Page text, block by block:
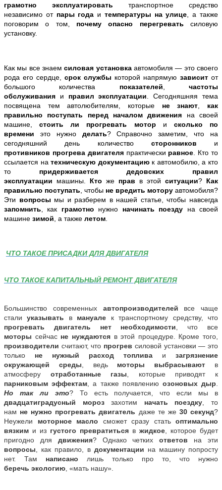
грамотно эксплуатировать транспортное средство
независимо от пары года и температуры на улице , а также
поговорим о том, почему опасно перегревать силовую
установку.
Как мы все знаемсиловая установкаавтомобиля — это своего
рода его сердце, срок службы которой напрямую зависит от
большого количества показателей ,частоты
обслуживания
и правил эксплуатации . Сегодняшняя тема
посвящена тем автолюбителям, которые не знают
как
правильно поступать
перед началом движения на своей
машине,стоить ли прогревать мотор и сколько по
времени это нужно делать? Справочно заметим, что на
сегодняшний день количество сторонников и
противников прогрева двигателя практически равное . Кто то
ссылается натехническую документациюк автомобилю, а кто
то придерживается дедовских правил
эксплуатации машины. Кто же прав в этой ситуации? Как
правильно поступать , чтобы не вредить мотору автомобиля?
Эти вопросы мы и разберем в нашей статье, чтобы навсегда
запомнить , как грамотно нужно начинать поезду на своей
машине зимой , а также летом
ЧТО ТАКОЕ ПРИСАДКИ ДЛЯ ДВИГАТЕЛЯ
ЧТО ТАКОЕ КАПИТАЛЬНЫЙ РЕМОНТ ДВИГАТЕЛЯ
Большинство современных автопроизводителей все чаще
сталиуказывать в мануале к транспортному средству, что
прогревать двигатель нет необходимости , что все
моторы сейчас не нуждаютсяв этой процедуре. Кроме того,
производители считают, что прогрев силовой установки — это
только не нужный расход топлива и загрязнение
окружающей среды , ведь моторы выбрасывают в
атмосферу отработанные газы , которые приводят к
парниковым эффектам , а также появлению озоновых дыр
Но так ли это? То есть получается, что если мы в
двадцатиградусный мороззахотим начать поездку , то
нам не нужно прогревать двигатель даже те же 30 секунд?
Неужели моторное масло сможет сразу стать оптимально
вязким и из густого превратиться в жидкое , которое будет
пригодно для движения? Однако четкихответов на эти
вопросы , как правило, в документации на машину попросту
нет. Там написано лишь только про то, что нужно
беречь экологию , «мать нашу».